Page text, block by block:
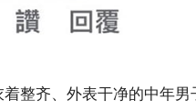
整齐、外表干净的中年